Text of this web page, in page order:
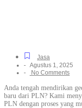
Jasa
- Agustus 1, 2025
- No Comments
Anda tengah mendirikan
baru dari PLN? Kami
PLN dengan proses yang